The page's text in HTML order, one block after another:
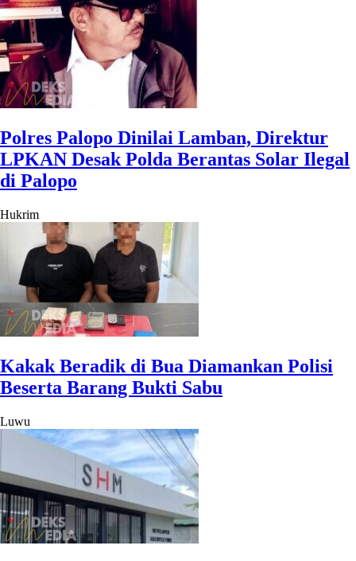
Polres Palopo Dinilai Lamban, Direktur
LPKAN Desak Polda Berantas Solar Ilegal
di Palopo
Hukrim
Kakak Beradik di Bua Diamankan Polisi
Beserta Barang Bukti Sabu
Luwu